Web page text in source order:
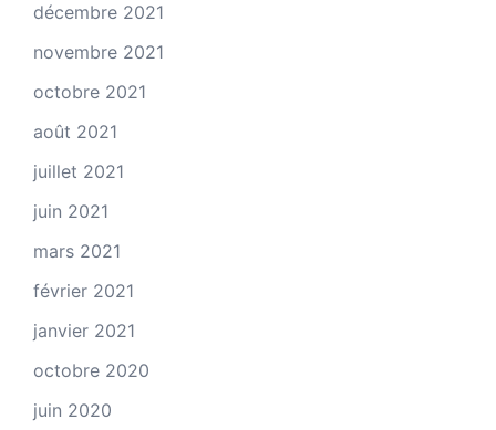
décembre 2021
novembre 2021
octobre 2021
août 2021
juillet 2021
juin 2021
mars 2021
février 2021
janvier 2021
octobre 2020
juin 2020